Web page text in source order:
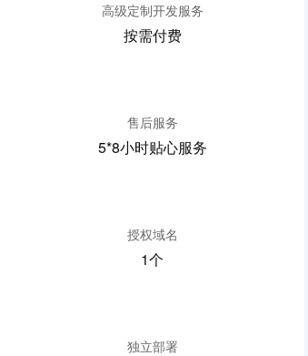
高级定制开发服务
按需付费
售后服务
5*8小时贴心服务
授权域名
1个
独立部署